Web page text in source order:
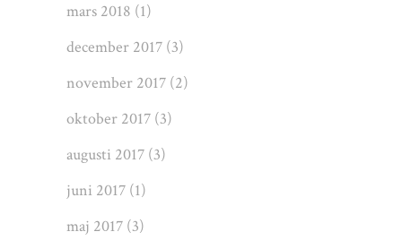
mars 2018 (1)
december 2017 (3)
november 2017 (2)
oktober 2017 (3)
augusti 2017 (3)
juni 2017 (1)
maj 2017 (3)